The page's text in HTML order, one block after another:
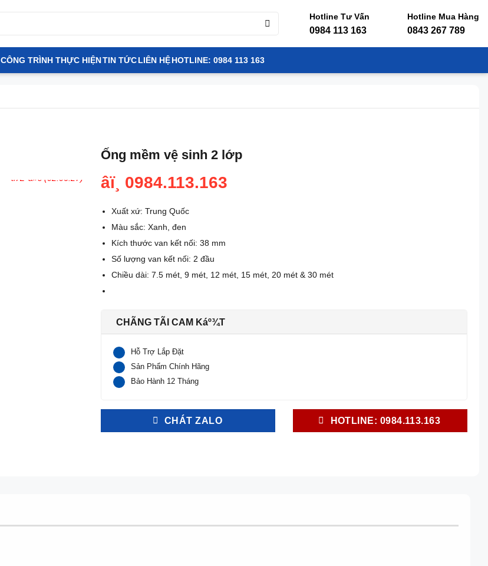
Hotline Tư Vấn
0984 113 163
Hotline Mua Hàng
0843 267 789
CÔNG TRÌNH THỰC HIỆNTIN TỨCLIÊN HỆHOTLINE: 0984 113 163
Ống mềm vệ sinh 2 lớp
âï¸ 0984.113.163
Xuất xứ: Trung Quốc
Màu sắc: Xanh, đen
Kích thước van kết nối: 38 mm
Số lượng van kết nối: 2 đầu
Chiều dài: 7.5 mét, 9 mét, 12 mét, 15 mét, 20 mét & 30 mét
CHÃNG TÃI CAM Káº¾T
Hỗ Trợ Lắp Đặt
Sản Phẩm Chính Hãng
Bảo Hành 12 Tháng
CHÁT ZALO HOTLINE: 0984.113.163